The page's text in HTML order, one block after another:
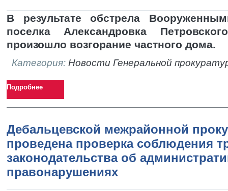
В результате обстрела
поселка Александровка
произошло возгорание частного дома.
Категория: Новости Генеральной
Подробнее
Дебальцевской межрайонной
проведена проверка соблюдения
законодательства об
правонарушениях